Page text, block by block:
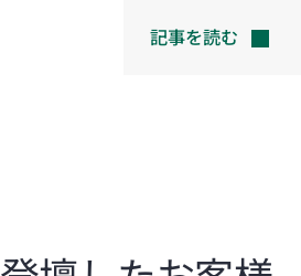
記事を読む